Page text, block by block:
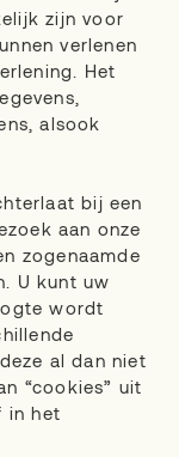
zijn voor
verlenen
Het
alsook
bij een
aan onze
zogenaamde
U kunt uw
wordt
al dan niet
“cookies” uit
in het